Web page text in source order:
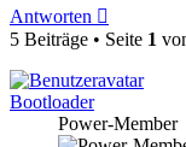
Antworten
5 Beiträge • Seite 1
Bootloader
Power-Member